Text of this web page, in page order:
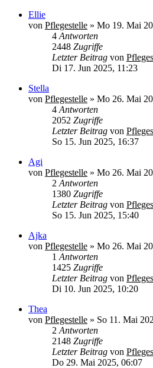
Ellie
von Pflegestelle » Mo 19. Mai
4 Antworten
2448 Zugriffe
Letzter Beitrag von
Di 17. Jun 2025, 11:23
Stella
von Pflegestelle » Mo 26. Mai
4 Antworten
2052 Zugriffe
Letzter Beitrag von
So 15. Jun 2025, 16:37
Agi
von Pflegestelle » Mo 26. Mai
2 Antworten
1380 Zugriffe
Letzter Beitrag von
So 15. Jun 2025, 15:40
Ajka
von Pflegestelle » Mo 26. Mai
1 Antworten
1425 Zugriffe
Letzter Beitrag von
Di 10. Jun 2025, 10:20
Thea
von Pflegestelle » So 11. Mai
2 Antworten
2148 Zugriffe
Letzter Beitrag von
Do 29. Mai 2025, 06:07